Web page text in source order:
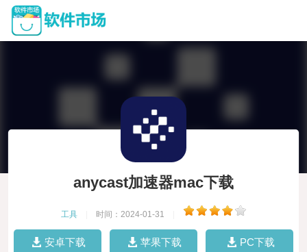
anycast加速器mac下载
工具 时间：2024-01-31
安卓下载 苹果下载 PC下载